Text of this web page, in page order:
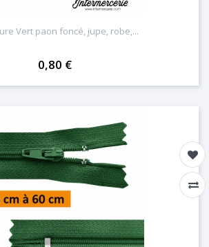
Vert paon foncé, jupe, robe,...
0,80 €